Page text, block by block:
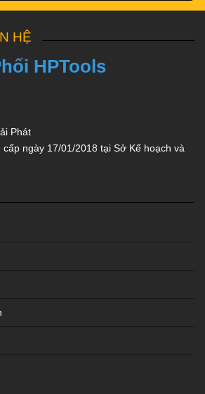
HỆ
HPTools
Phát
ngày 17/01/2018 tại Sở Kế hoạch và